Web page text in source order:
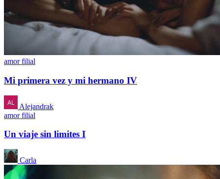
amor filial
Mi primera vez y mi hermano IV
Alejandrak
amor filial
Un viaje sin limites I
Carla